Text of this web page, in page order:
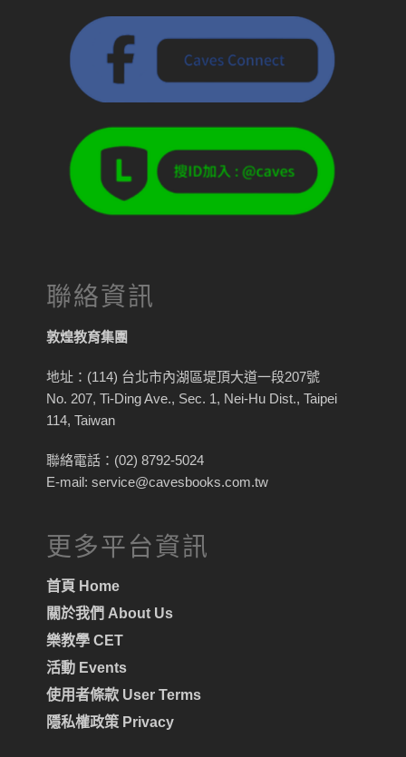
聯絡資訊
敦煌教育集團
地址：(114) 台北市內湖區堤頂大道一段207號
No. 207, Ti-Ding Ave., Sec. 1, Nei-Hu Dist., Taipei
114, Taiwan
聯絡電話：(02) 8792-5024
E-mail: service@cavesbooks.com.tw
更多平台資訊
首頁 Home
關於我們 About Us
樂教學 CET
活動 Events
使用者條款 User Terms
隱私權政策 Privacy